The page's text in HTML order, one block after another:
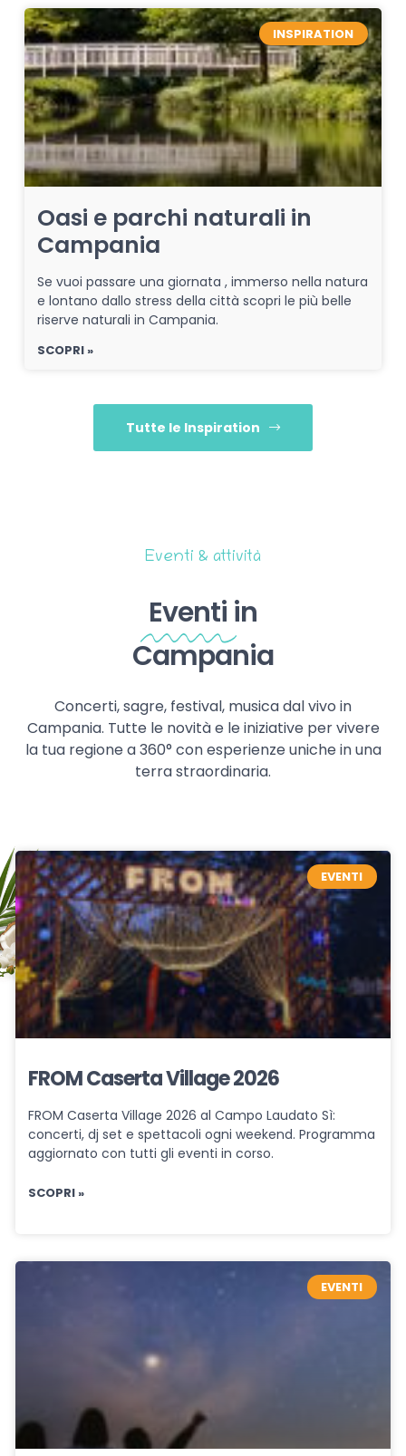
INSPIRATION
Oasi e parchi naturali in
Campania
Se vuoi passare una giornata , immerso nella natura
e lontano dallo stress della città scopri le più belle
riserve naturali in Campania.
SCOPRI »
Tutte le Inspiration
Eventi & attività
Eventi in
Campania
Concerti, sagre, festival, musica dal vivo in
Campania. Tutte le novità e le iniziative per vivere
la tua regione a 360° con esperienze uniche in una
terra straordinaria.
EVENTI
FROM Caserta Village 2026
FROM Caserta Village 2026 al Campo Laudato Sì:
concerti, dj set e spettacoli ogni weekend. Programma
aggiornato con tutti gli eventi in corso.
SCOPRI »
EVENTI